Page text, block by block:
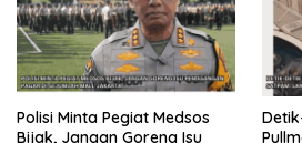
Polisi Minta Pegiat Medsos
Bijak, Jangan Goreng Isu